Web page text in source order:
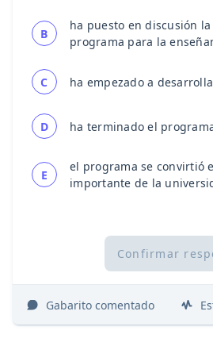
B
ha puesto en discusión
programa para la
C ha empezado a
D ha terminado el
E
el programa se convirtió
importante de la
Confirmar
Gabarito comentado